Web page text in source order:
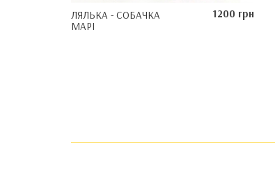
ЛЯЛЬКА - СОБАЧКА
МАРІ
1200 грн